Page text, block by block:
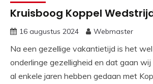
Kruisboog Koppel
16 augustus 2024 Webmaster
Na een gezellige vakantietijd is het
onderlinge gezelligheid en dat gaan
al enkele jaren hebben gedaan met